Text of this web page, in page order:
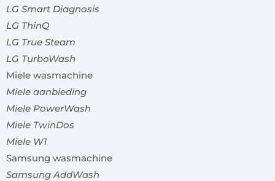
LG Smart Diagnosis
LG ThinQ
LG True Steam
LG TurboWash
Miele wasmachine
Miele aanbieding
Miele PowerWash
Miele TwinDos
Miele W1
Samsung wasmachine
Samsung AddWash